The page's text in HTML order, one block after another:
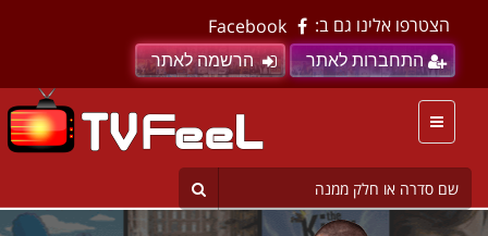
הצטרפו אלינו גם ב: Facebook
התחברות לאתר הרשמה לאתר